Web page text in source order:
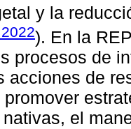
y la
). En la
procesos de
acciones de
el